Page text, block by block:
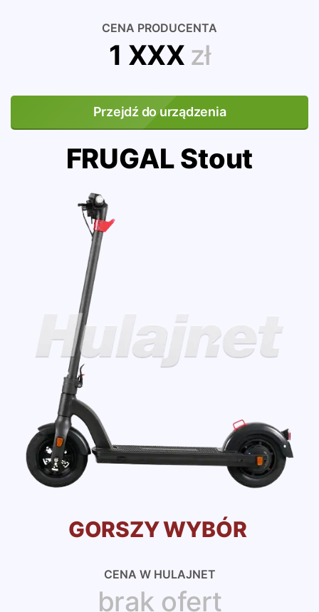
CENA PRODUCENTA
1 XXX zł
Przejdź do urządzenia
FRUGAL Stout
GORSZY WYBÓR
CENA W HULAJNET
brak ofert